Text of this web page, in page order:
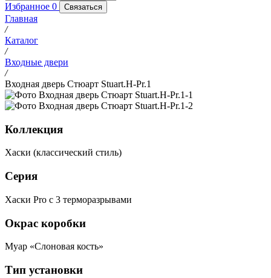
Избранное 0 Связаться
Главная
/
Каталог
/
Входные двери
/
Входная дверь Стюарт Stuart.H-Pr.1
Коллекция
Хаски (классический стиль)
Серия
Хаски Pro с 3 терморазрывами
Окрас коробки
Муар «Слоновая кость»
Тип установки